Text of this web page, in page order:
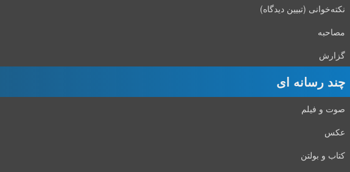
نکته‌خوانی (تبیین دیدگاه)
مصاحبه
گزارش
چند رسانه ای
صوت و فیلم
عکس
کتاب و بولتن